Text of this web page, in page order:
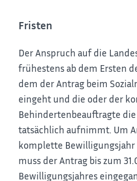
Fristen
Der Anspruch auf die
frühestens ab dem Ersten
dem der Antrag beim
eingeht und die oder der
Behindertenbeauftragte
tatsächlich aufnimmt. Um
komplette Bewilligungsjahr
muss der Antrag bis zum
Bewilligungsjahres